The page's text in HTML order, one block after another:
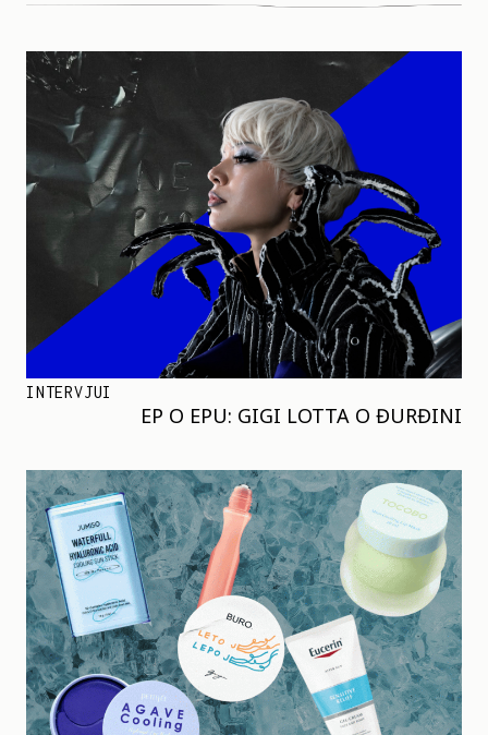
INTERVJUI
EP O EPU: GIGI LOTTA O ĐURĐINI